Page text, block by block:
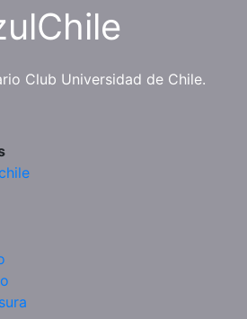
Club Universidad de Chile.